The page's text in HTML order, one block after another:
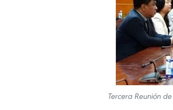
Tercera Reunión